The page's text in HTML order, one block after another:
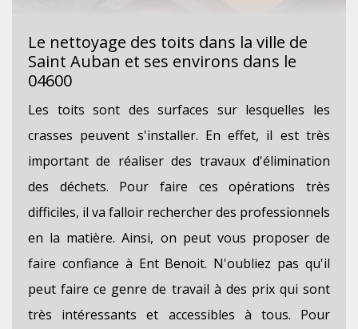
Le nettoyage des toits dans la ville de
Saint Auban et ses environs dans le
04600
Les toits sont des surfaces sur lesquelles les
crasses peuvent s'installer. En effet, il est très
important de réaliser des travaux d'élimination
des déchets. Pour faire ces opérations très
difficiles, il va falloir rechercher des professionnels
en la matière. Ainsi, on peut vous proposer de
faire confiance à Ent Benoit. N'oubliez pas qu'il
peut faire ce genre de travail à des prix qui sont
très intéressants et accessibles à tous. Pour